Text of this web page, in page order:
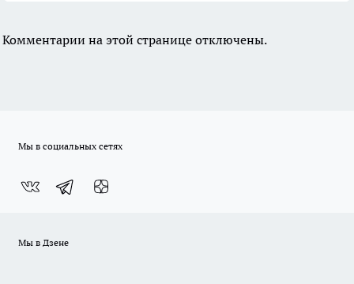
Комментарии на этой странице отключены.
Мы в социальных сетях
Мы в Дзене